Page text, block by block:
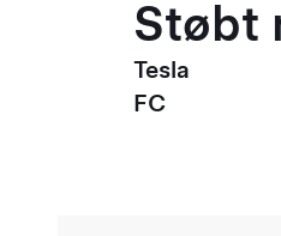
Støbt
Tesla
FC